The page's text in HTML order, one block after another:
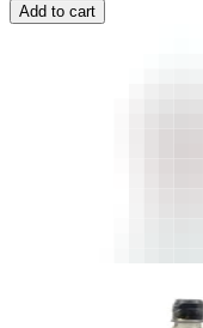
Add to cart